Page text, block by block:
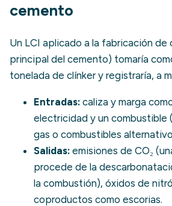
cemento
Un LCI aplicado a la fabricación
principal del cemento) tomaría
tonelada de clínker y registraría, a
Entradas: caliza y marga
electricidad y un combustible
gas o combustibles
Salidas: emisiones de CO₂
procede de la
la combustión), óxidos de
coproductos como escorias.